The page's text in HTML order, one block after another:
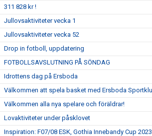
311 828 kr !
Jullovsaktiviteter vecka 1
Jullovsaktiviteter vecka 52
Drop in fotboll, uppdatering
FOTBOLLSAVSLUTNING PÅ SÖNDAG
Idrottens dag på Ersboda
Välkommen att spela basket med Ersboda
Välkommen alla nya spelare och föräldrar!
Lovaktiviteter under påsklovet
Inspiration: F07/08 ESK, Gothia Innebandy Cup 2023